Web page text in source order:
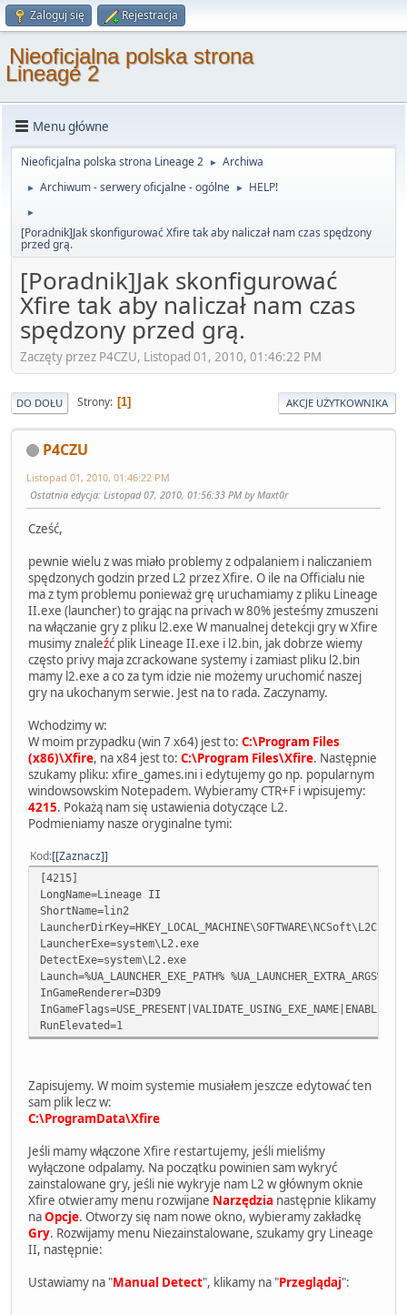
Zaloguj się Rejestracja
Nieoficjalna polska strona
Lineage 2
Menu główne
Nieoficjalna polska strona Lineage 2 ► Archiwa
► Archiwum - serwery oficjalne - ogólne ► HELP!
►
[Poradnik]Jak skonfigurować Xfire tak aby naliczał nam czas spędzony
przed grą.
[Poradnik]Jak skonfigurować
Xfire tak aby naliczał nam czas
spędzony przed grą.
Zaczęty przez P4CZU, Listopad 01, 2010, 01:46:22 PM
DO DOŁU Strony 1 AKCJE UŻYTKOWNIKA
P4CZU
Listopad 01, 2010, 01:46:22 PM
Ostatnia edycja: Listopad 07, 2010, 01:56:33 PM by Maxt0r
Cześć,
pewnie wielu z was miało problemy z odpalaniem i naliczaniem
spędzonych godzin przed L2 przez Xfire. O ile na Officialu nie
ma z tym problemu ponieważ grę uruchamiamy z pliku Lineage
II.exe (launcher) to grając na privach w 80% jesteśmy zmuszeni
na włączanie gry z pliku l2.exe W manualnej detekcji gry w Xfire
musimy znaleźć plik Lineage II.exe i l2.bin, jak dobrze wiemy
często privy maja zcrackowane systemy i zamiast pliku l2.bin
mamy l2.exe a co za tym idzie nie możemy uruchomić naszej
gry na ukochanym serwie. Jest na to rada. Zaczynamy.
Wchodzimy w:
W moim przypadku (win 7 x64) jest to: C:\Program Files
(x86)\Xfire, na x84 jest to: C:\Program Files\Xfire. Następnie
szukamy pliku: xfire_games.ini i edytujemy go np. popularnym
windowsowskim Notepadem. Wybieramy CTR+F i wpisujemy:
4215. Pokażą nam się ustawienia dotyczące L2.
Podmieniamy nasze oryginalne tymi:
Kod [Zaznacz]
[4215]
LongName=Lineage II
ShortName=lin2
LauncherExe=system\L2.exe
DetectExe=system\L2.exe
Launch=%UA_LAUNCHER_EXE_PATH% %UA_LAUNCHER_EXTRA_ARGS%
InGameRenderer=D3D9
RunElevated=1
Zapisujemy. W moim systemie musiałem jeszcze edytować ten
sam plik lecz w:
C:\ProgramData\Xfire
Jeśli mamy włączone Xfire restartujemy, jeśli mieliśmy
wyłączone odpalamy. Na początku powinien sam wykryć
zainstalowane gry, jeśli nie wykryje nam L2 w głównym oknie
Xfire otwieramy menu rozwijane Narzędzia następnie klikamy
naOpcje. Otworzy się nam nowe okno, wybieramy zakładkę
Gry. Rozwijamy menu Niezainstalowane, szukamy gry Lineage
II, następnie:
Ustawiamy na "Manual Detect", klikamy na "Przeglądaj":